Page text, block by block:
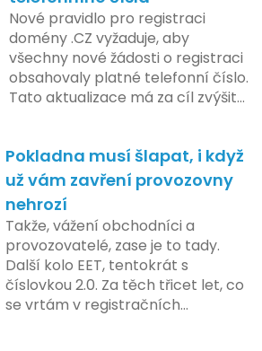
konce tohoto roku. Očekává se,
že tato fáze umožní adaptaci
systémů a rozšíření podpory pro
podnikatele, přičemž všechny
potřebné technologie by měly
být dostupné k testování v rámci
plánovaná na první pololetí
následujícího roku, je zaměřena
na školení a edukaci uživatelů,
včetně přípravy materiálů a
školení pro zaměstnavatele a
účetní firmy. V této fázi dojde
také k oficiálnímu spuštění
systému pro vybrané segmenty
podnikání. Třetí a konečná fáze
Nové pravidlo pro registraci
domény .CZ vyžaduje, aby
všechny nové žádosti o registraci
obsahovaly platné telefonní číslo.
Tato aktualizace má za cíl zvýšit
České republice. Povinnost uvést
telefonní číslo se týká všech
nově registrovaných domén, a
také může ovlivnit stávající
majitele domén při aktualizaci
jejich údajů.
Pokladna musí šlapat, i když
už vám zavření provozovny
nehrozí
Takže, vážení obchodníci a
provozovatelé, zase je to tady.
Další kolo EET, tentokrát s
číslovkou 2.0. Za těch třicet let, co
se vrtám v registračních